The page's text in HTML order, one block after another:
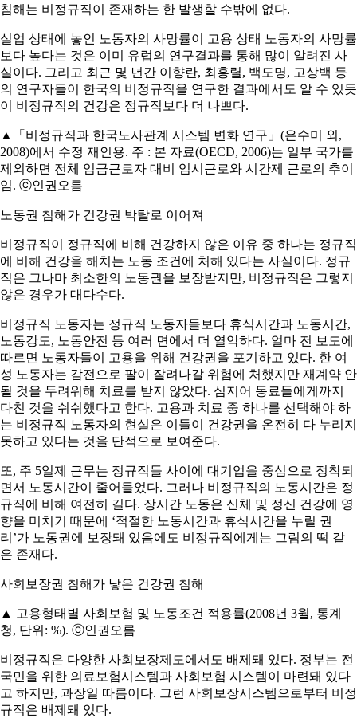
침해는 비정규직이 존재하는 한 발생할 수밖에 없다.
실업 상태에 놓인 노동자의 사망률이 고용 상태 노동자의 사망률
보다 높다는 것은 이미 유럽의 연구결과를 통해 많이 알려진 사
실이다. 그리고 최근 몇 년간 이향란, 최홍렬, 백도명, 고상백 등
의 연구자들이 한국의 비정규직을 연구한 결과에서도 알 수 있듯
이 비정규직의 건강은 정규직보다 더 나쁘다.
▲「비정규직과 한국노사관계 시스템 변화 연구」(은수미 외,
2008)에서 수정 재인용. 주 : 본 자료(OECD, 2006)는 일부 국가를
제외하면 전체 임금근로자 대비 임시근로와 시간제 근로의 추이
임. ⓒ인권오름
노동권 침해가 건강권 박탈로 이어져
비정규직이 정규직에 비해 건강하지 않은 이유 중 하나는 정규직
에 비해 건강을 해치는 노동 조건에 처해 있다는 사실이다. 정규
직은 그나마 최소한의 노동권을 보장받지만, 비정규직은 그렇지
않은 경우가 대다수다.
비정규직 노동자는 정규직 노동자들보다 휴식시간과 노동시간,
노동강도, 노동안전 등 여러 면에서 더 열악하다. 얼마 전 보도에
따르면 노동자들이 고용을 위해 건강권을 포기하고 있다. 한 여
성 노동자는 감전으로 팔이 잘려나갈 위험에 처했지만 재계약 안
될 것을 두려워해 치료를 받지 않았다. 심지어 동료들에게까지
다친 것을 쉬쉬했다고 한다. 고용과 치료 중 하나를 선택해야 하
는 비정규직 노동자의 현실은 이들이 건강권을 온전히 다 누리지
못하고 있다는 것을 단적으로 보여준다.
또, 주 5일제 근무는 정규직들 사이에 대기업을 중심으로 정착되
면서 노동시간이 줄어들었다. 그러나 비정규직의 노동시간은 정
규직에 비해 여전히 길다. 장시간 노동은 신체 및 정신 건강에 영
향을 미치기 때문에 ‘적절한 노동시간과 휴식시간을 누릴 권
리’가 노동권에 보장돼 있음에도 비정규직에게는 그림의 떡 같
은 존재다.
사회보장권 침해가 낳은 건강권 침해
▲ 고용형태별 사회보험 및 노동조건 적용률(2008년 3월, 통계
청, 단위: %). ⓒ인권오름
비정규직은 다양한 사회보장제도에서도 배제돼 있다. 정부는 전
국민을 위한 의료보험시스템과 사회보험 시스템이 마련돼 있다
고 하지만, 과장일 따름이다. 그런 사회보장시스템으로부터 비정
규직은 배제돼 있다.